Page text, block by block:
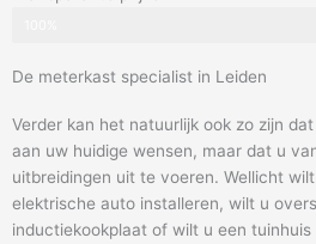
De meterkast specialist in Leiden
Verder kan het natuurlijk ook zo zijn
aan uw huidige wensen, maar dat u
uitbreidingen uit te voeren. Wellicht
elektrische auto installeren, wilt u
inductiekookplaat of wilt u een